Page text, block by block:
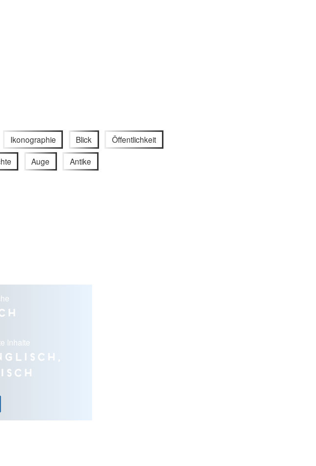
Ikonographie Blick Öffentlichkeit
Auge Antike
Inhalte